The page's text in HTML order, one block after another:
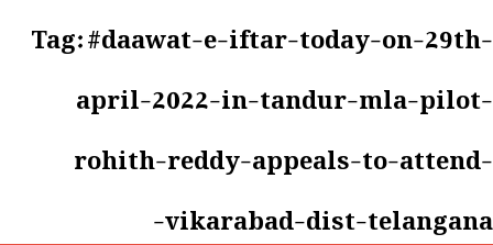
Tag:#daawat-e-iftar-today-on-29th-
april-2022-in-tandur-mla-pilot-
rohith-reddy-appeals-to-attend-
vikarabad-dist-telangana-